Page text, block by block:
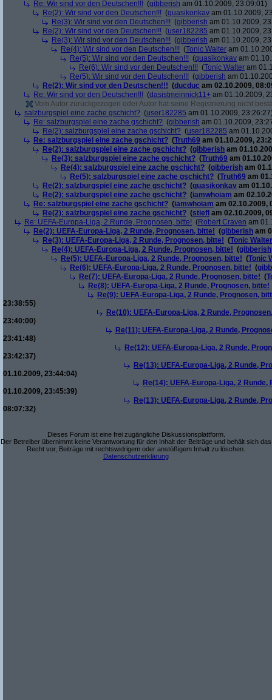
Re: Wir sind vor den Deutschen!!! (gibberish am 01.10.2009, 23:09:01)
Re(2): Wir sind vor den Deutschen!!! (quasikonkav am 01.10.2009,
Re(3): Wir sind vor den Deutschen!!! (gibberish am 01.10.2009,
Re(2): Wir sind vor den Deutschen!!! (user182285 am 01.10.2009,
Re(3): Wir sind vor den Deutschen!!! (gibberish am 01.10.2009,
Re(4): Wir sind vor den Deutschen!!! (Tonic Walter am
Re(5): Wir sind vor den Deutschen!!! (quasikonkav am
Re(6): Wir sind vor den Deutschen!!! (Tonic Walter am
Re(5): Wir sind vor den Deutschen!!! (gibberish am
Re(2): Wir sind vor den Deutschen!!! (ducduc am 02.10.2009,
Re: Wir sind vor den Deutschen!!! (dasistmeinnick11+ am 01.10.2009,
Vom Autor zurückgezogen oder Autor hat seine Registrierung nicht
salzburgspiel eine zache gschicht? (user182285 am 01.10.2009,
Re: salzburgspiel eine zache gschicht? (gibberish am 01.10.2009,
Re(2): salzburgspiel eine zache gschicht? (user182285 am
Re: salzburgspiel eine zache gschicht? (Truth69 am 01.10.2009,
Re(2): salzburgspiel eine zache gschicht? (gibberish am
Re(3): salzburgspiel eine zache gschicht? (Truth69 am
Re(4): salzburgspiel eine zache gschicht? (gibberish am
Re(5): salzburgspiel eine zache gschicht? (Truth69 am
Re(2): salzburgspiel eine zache gschicht? (quasikonkav am
Re(2): salzburgspiel eine zache gschicht? (iamwhoiam am
Re: salzburgspiel eine zache gschicht? (iamwhoiam am 02.10.2009,
Re(2): salzburgspiel eine zache gschicht? (stiefl am 02.10.2009,
Re: UEFA-Europa-Liga, 2 Runde, Prognosen, bitte! (Robert Craven am
Re(2): UEFA-Europa-Liga, 2 Runde, Prognosen, bitte! (gibberish am
Re(3): UEFA-Europa-Liga, 2 Runde, Prognosen, bitte! (Tonic Walter
Re(4): UEFA-Europa-Liga, 2 Runde, Prognosen, bitte! (gibberish
Re(5): UEFA-Europa-Liga, 2 Runde, Prognosen, bitte! (Tonic
Re(6): UEFA-Europa-Liga, 2 Runde, Prognosen, bitte! (
Re(7): UEFA-Europa-Liga, 2 Runde, Prognosen, bitte! (
Re(8): UEFA-Europa-Liga, 2 Runde, Prognosen, bitte!
Re(9): UEFA-Europa-Liga, 2 Runde, Prognosen,
23:38:55)
Re(10): UEFA-Europa-Liga, 2 Runde,
23:40:00)
Re(11): UEFA-Europa-Liga, 2 Runde,
23:41:48)
Re(12): UEFA-Europa-Liga, 2 Runde,
23:42:37)
Re(13): UEFA-Europa-Liga, 2 Runde,
01.10.2009, 23:44:04)
Re(14): UEFA-Europa-Liga, 2
01.10.2009, 23:45:39)
Re(13): UEFA-Europa-Liga, 2 Runde,
08:07:32)
Dieses Forum ist eine frei zugängliche Diskussionsplattform.
Der Betreiber übernimmt keine Verantwortung für den Inhalt der Beiträge und behält sich das
Recht vor, Beiträge mit rechtswidrigem oder anstößigem Inhalt zu löschen.
Datenschutzerklärung